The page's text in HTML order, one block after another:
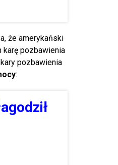
że amerykański
karę pozbawienia
pozbawienia
: